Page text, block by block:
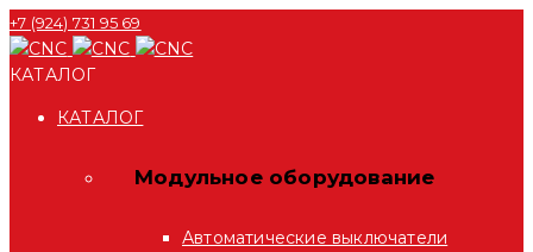
+7 (924) 731 95 69
КАТАЛОГ
КАТАЛОГ
Модульное оборудование
Автоматические выключатели